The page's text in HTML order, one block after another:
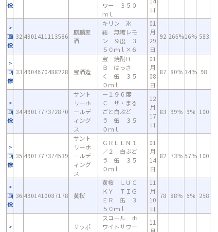
像
ワー ３５０
ｍｌ
日
画
像
32 4901411113586
麒麟麦
酒
キリン 氷
結 無糖レモ
ン ９度 ３
５０ｍｌ×６
01
月
29
日
92 266%16% 583
画
像
33 4904670488228 宝酒造
宝 焼酎Ｈ
Ｂ はっさ
く 缶 ３５
０ｍｌ
01
月
08
日
87 80% 34% 98
画
像
34 4901777372870
サント
リーホ
ールデ
ィング
ス
－１９６度
Ｃ ザ・まる
ごと白ぶど
う 缶 ３５
０ｍｌ
12
月
17
日
83 99% 9% 100
画
像
35 4901777374539
サント
リーホ
ールデ
ィング
ス
ＧＲＥＥＮ１
／２ 白ぶど
う 缶 ３５
０ｍｌ
01
月
14
日
82 73% 57% 100
画
像
36 4901410087178 黄桜
黄桜 ＬＵＣ
ＫＹ ＴＩＧ
ＥＲ 缶 ３
５０ｍｌ
11
月
10
日
78 88% 6% 258
サッポ
スコール ホ
ワイトサワー
11